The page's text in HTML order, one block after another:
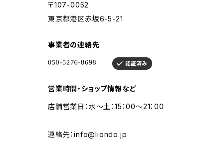
〒107-0052
東京都港区赤坂6-5-21
事業者の連絡先
営業時間・ショップ情報など
店舗営業日：水～土：15：00～21：00
連絡先：info@liondo.jp